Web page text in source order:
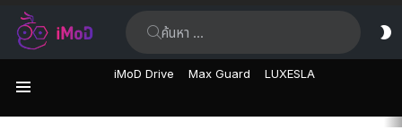
iMoD Drive Max Guard LUXESLA